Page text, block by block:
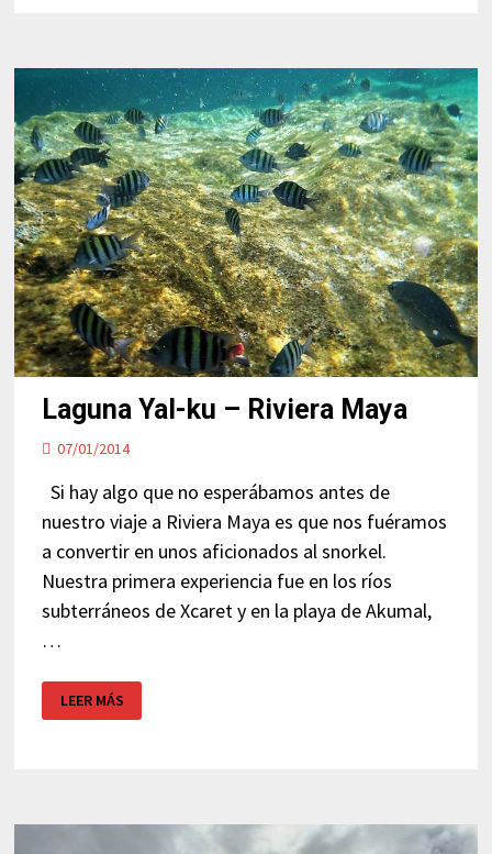
Laguna Yal-ku – Riviera Maya
07/01/2014
Si hay algo que no esperábamos antes de
nuestro viaje a Riviera Maya es que nos fuéramos
a convertir en unos aficionados al snorkel.
Nuestra primera experiencia fue en los ríos
subterráneos de Xcaret y en la playa de Akumal,
…
LAGUNA
YAL-
KU
LEER MÁS